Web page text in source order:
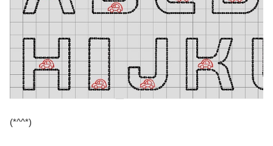
(*^^*)